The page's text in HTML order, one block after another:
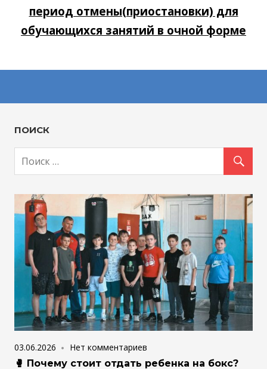
период отмены(приостановки) для
обучающихся занятий в очной форме
ПОИСК
03.06.2026
Нет комментариев
🥊 Почему стоит отдать ребенка на бокс?